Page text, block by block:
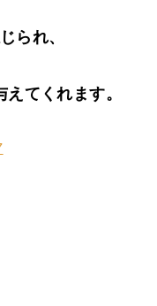
られ、
てくれます。